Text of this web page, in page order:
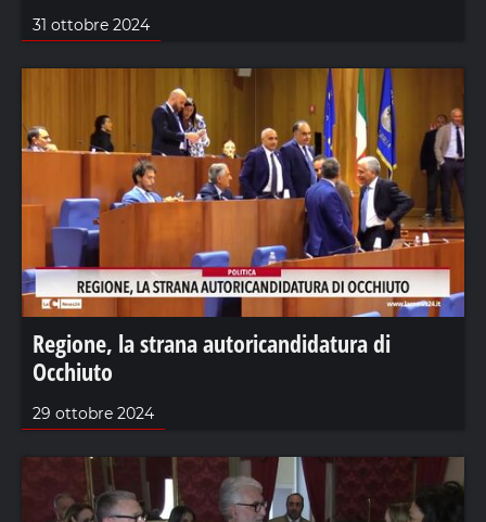
31 ottobre 2024
Regione, la strana autoricandidatura di
Occhiuto
29 ottobre 2024